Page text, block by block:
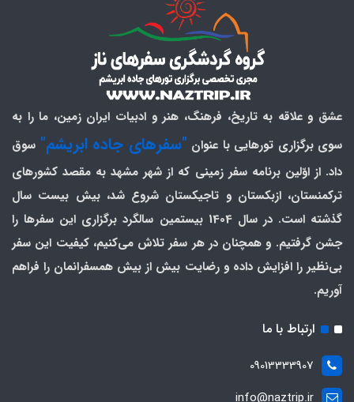
عشق و علاقه به تاریخ، فرهنگ، هنر و ادبیات ایران زمین، ما را به
سوی برگزاری تورهایی با عنوان "سفرهای جاده ابریشم" سوق
داد. از اوّلین برنامه سفر زمینی که از شهر مشهد به مقصد کشورهای
ترکمنستان، ازبکستان و تاجیکستان شروع شد، بیش بیست سال
گذشته است. در سال 1404 بیستمین سالگرد برگزاری این سفرها را
جشن گرفتیم. و همچنان در هر سفر تلاش می‌کنیم، کیفیت این سفر
بی‌نظیر را افزایش داده و رضایت بیش از بیش همسفرانمان را فراهم
آوریم.
ارتباط با ما
09013333907
info@naztrip.ir